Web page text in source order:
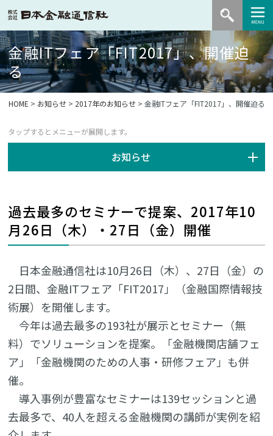
金融ITフェア「FIT2017」、開催迫
る
HOME > お知らせ> 2017年のお知らせ> 金融ITフェア「FIT2017」、開催迫る
お知らせ
過去最多のセミナーで提案、2017年10
月26日（木）・27日（金）開催
日本金融通信社は10月26日（木）、27日（金）の
2日間、金融ITフェア「FIT2017」（金融国際情報技
術展）を開催します。
今年は過去最多の193社が展示とセミナー（無
料）でソリューションを提案。「金融機関店舗フェ
ア」「金融機関のための人事・研修フェア」も併
催。
導入事例が豊富なセミナーは139セッションと過
去最多で、40人を超える金融機関の講師が実例を紹